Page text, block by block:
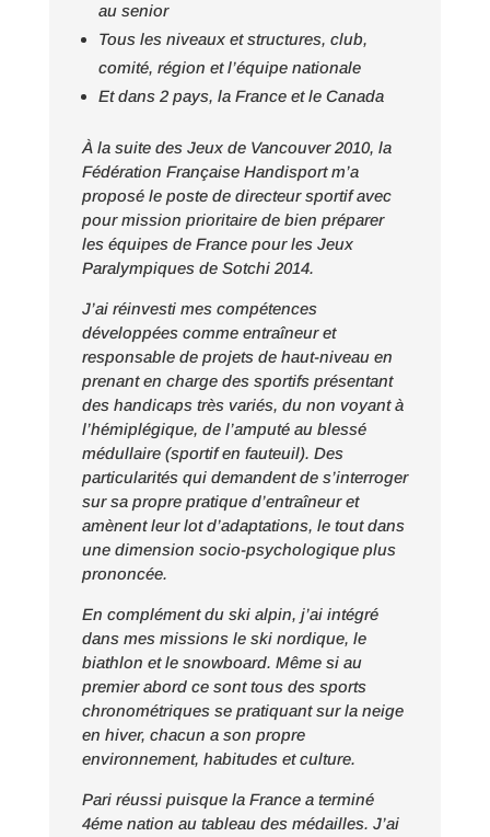
au senior
Tous les niveaux et structures, club,
comité, région et l’équipe nationale
Et dans 2 pays, la France et le Canada
À la suite des Jeux de Vancouver 2010, la
Fédération Française Handisport m’a
proposé le poste de directeur sportif avec
pour mission prioritaire de bien préparer
les équipes de France pour les Jeux
Paralympiques de Sotchi 2014.
J’ai réinvesti mes compétences
développées comme entraîneur et
responsable de projets de haut-niveau en
prenant en charge des sportifs présentant
des handicaps très variés, du non voyant à
l’hémiplégique, de l’amputé au blessé
médullaire (sportif en fauteuil). Des
particularités qui demandent de s’interroger
sur sa propre pratique d’entraîneur et
amènent leur lot d’adaptations, le tout dans
une dimension socio-psychologique plus
prononcée.
En complément du ski alpin, j’ai intégré
dans mes missions le ski nordique, le
biathlon et le snowboard. Même si au
premier abord ce sont tous des sports
chronométriques se pratiquant sur la neige
en hiver, chacun a son propre
environnement, habitudes et culture.
Pari réussi puisque la France a terminé
4éme nation au tableau des médailles. J’ai